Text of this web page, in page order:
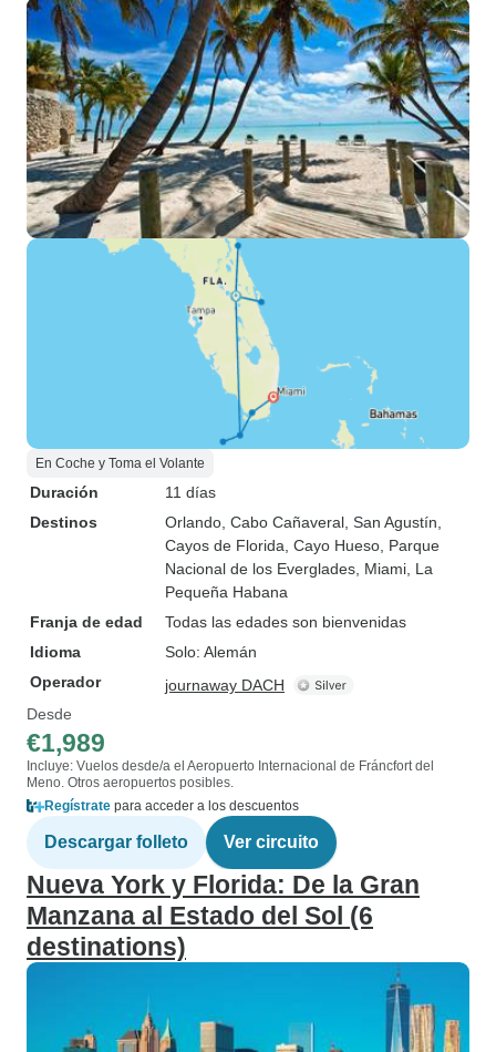
En Coche y Toma el Volante
Duración
11 días
Destinos
Orlando , Cabo Cañaveral , San Agustín
Cayos de Florida , Cayo Hueso , Parque
Nacional de los Everglades , Miami , La
Pequeña Habana
Franja de edad
Todas las edades son bienvenidas
Idioma
Solo: Alemán
Operador
journaway DACH
Desde
€1,989
Incluye: Vuelos desde/a el Aeropuerto Internacional de Fráncfort del
Meno. Otros aeropuertos posibles.
Regístrate para acceder a los descuentos
Descargar folleto Ver circuito
Nueva York y Florida: De la Gran
Manzana al Estado del Sol (6
destinations)